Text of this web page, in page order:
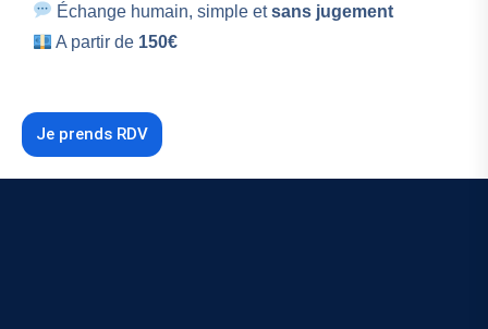
Échange humain, simple etsans jugement
A partir de 150€
Je prends RDV